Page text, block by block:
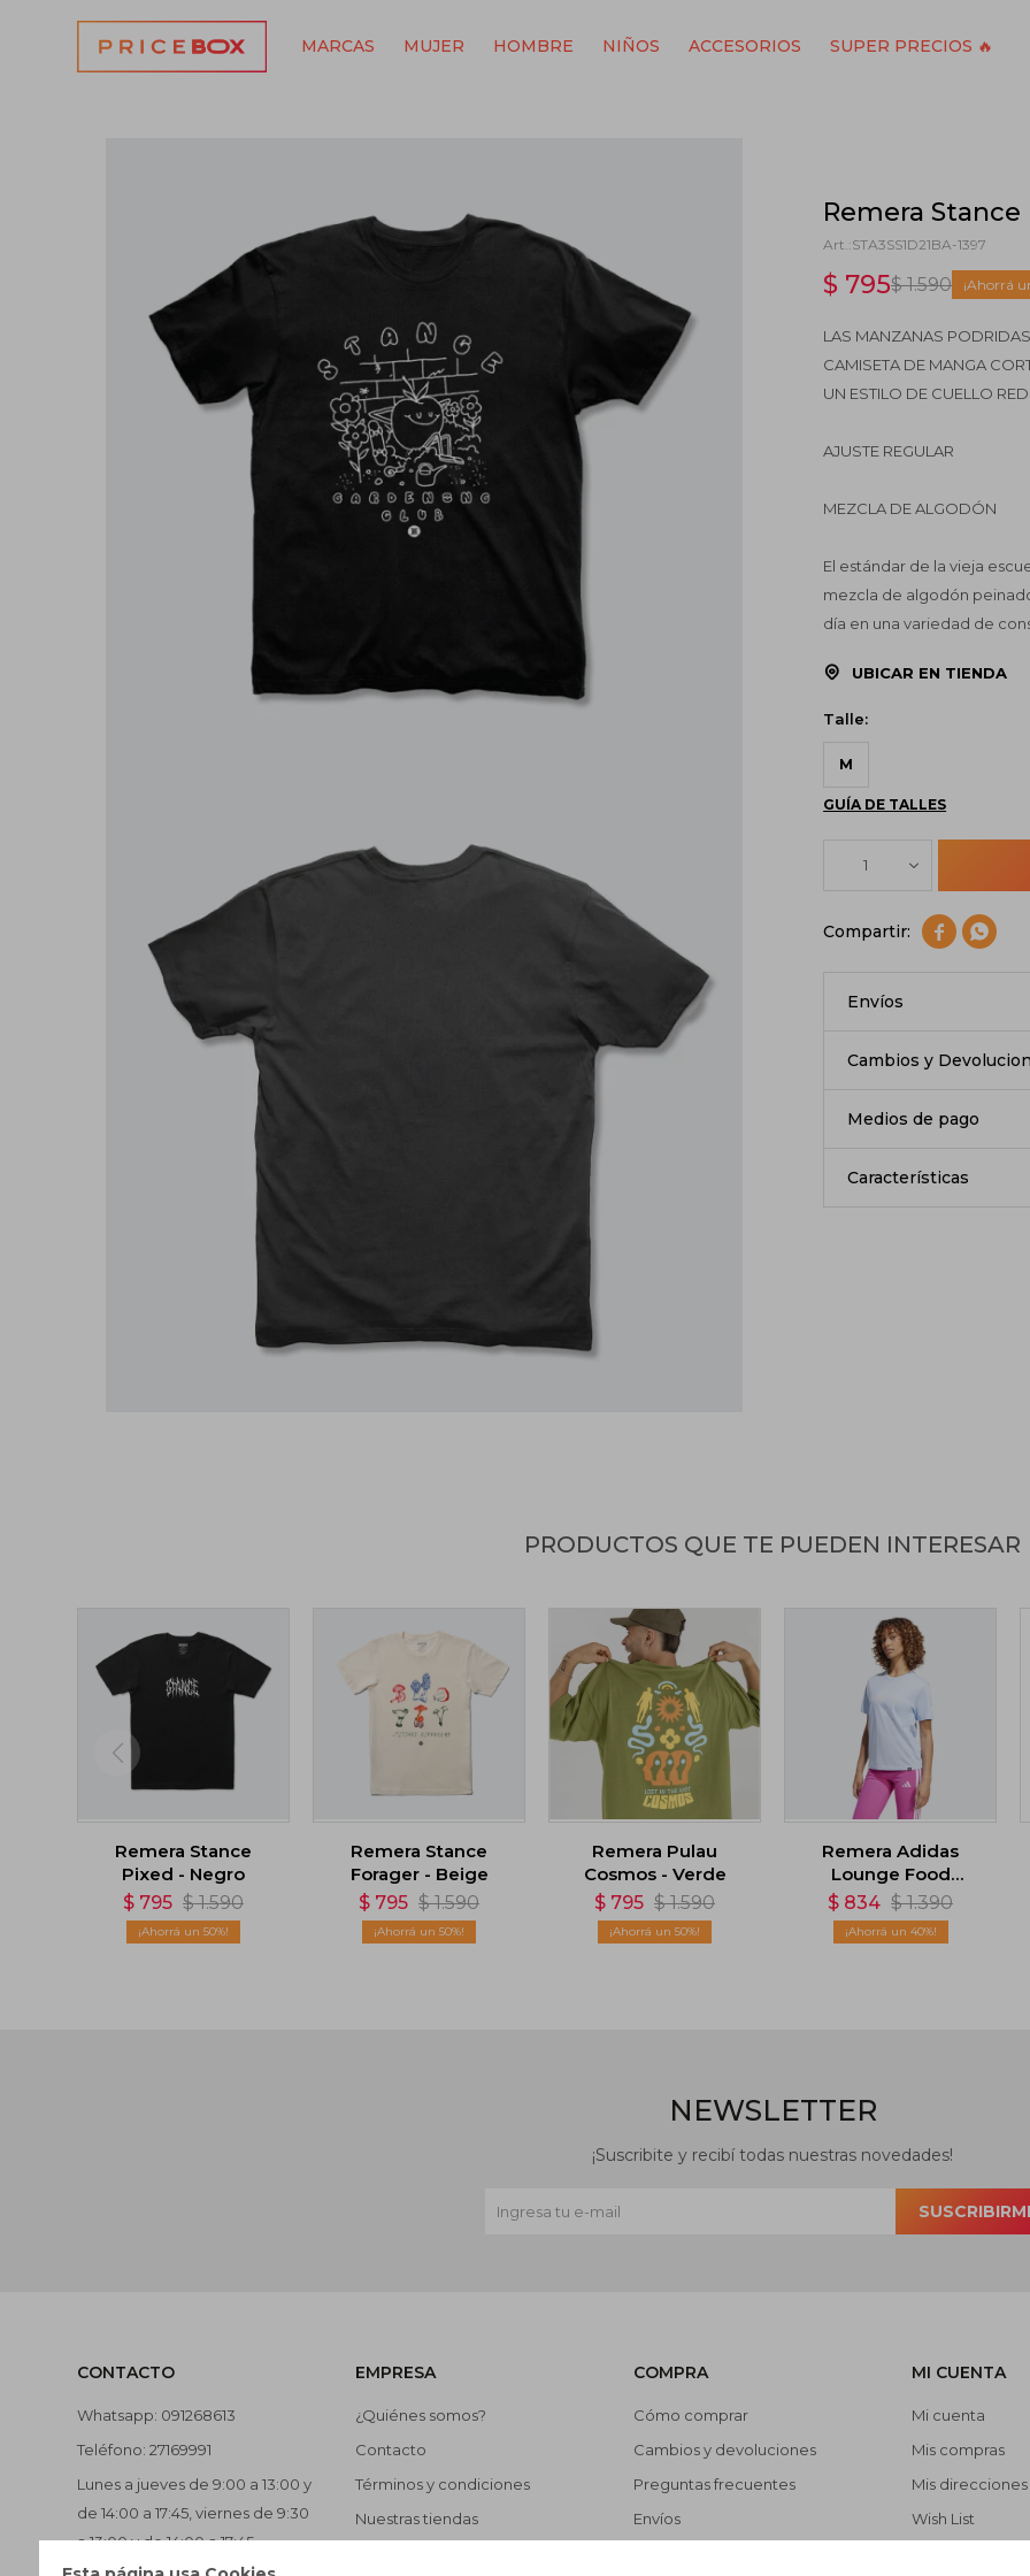
MARCAS MUJER HOMBRE NIÑOS ACCESORIOS SUPER PRECIOS 🔥
Remera
STA3SS1D21BA-1397
$ 795$ 1.590
LAS MANZANAS
CAMISETA DE MANGA
UN ESTILO DE CUELLO
AJUSTE REGULAR
MEZCLA DE ALGODÓN
El estándar de la vieja
mezcla de algodón
día en una variedad de
UBICAR EN TIENDA
Talle:
M
GUÍA DE TALLES
1
 
Envíos
Cambios y
Medios de pago
Características
PRODUCTOS QUE TE PUEDEN INTERESAR
Remera Stance
Pixed - Negro
$ 795 $ 1.590
50
Remera Stance
Forager - Beige
$ 795 $ 1.590
50
Remera Pulau
Cosmos - Verde
$ 795 $ 1.590
50
Remera Adidas
Lounge Food
Graphic - Azul
$ 834 $ 1.390
40
CONTACTO
Whatsapp: 091268613
Teléfono: 27169991
Lunes a jueves de 9:00 a 13:00 y
de 14:00 a 17:45, viernes de 9:30
a 13:00 y de 14:00 a 17:45.
EMPRESA
¿Quiénes somos?
Contacto
Términos y condiciones
Nuestras tiendas
COMPRA
Cómo comprar
Cambios y devoluciones
Preguntas frecuentes
Envíos
MI CUENTA
Mi cuenta
Mis compras
Mis direcciones
Wish List
NEWSLETTER
¡Suscribite y recibí todas nuestras novedades!